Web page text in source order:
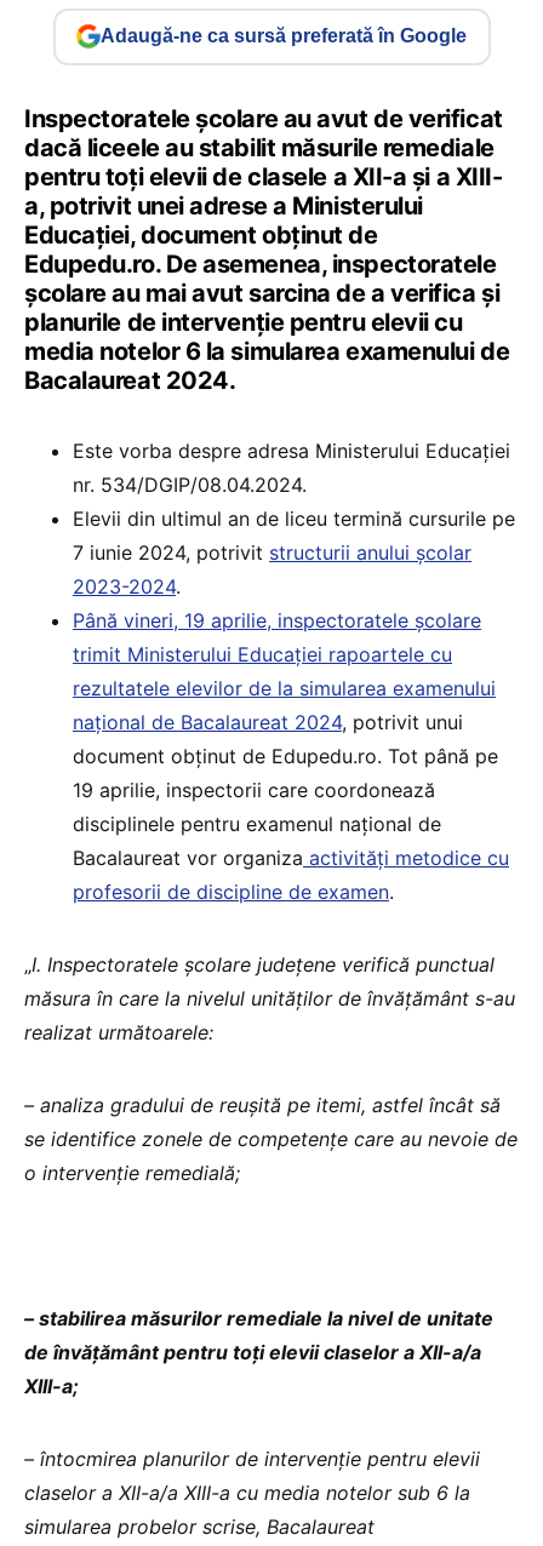
Adaugă-ne ca sursă preferată în Google
Inspectoratele școlare au avut de verificat
dacă liceele au stabilit măsurile remediale
pentru toți elevii de clasele a XII-a și a XIII-
a, potrivit unei adrese a Ministerului
Educației, document obținut de
Edupedu.ro. De asemenea, inspectoratele
școlare au mai avut sarcina de a verifica și
planurile de intervenție pentru elevii cu
media notelor 6 la simularea examenului de
Bacalaureat 2024.
Este vorba despre adresa Ministerului Educației
nr. 534/DGIP/08.04.2024.
Elevii din ultimul an de liceu termină cursurile pe
7 iunie 2024, potrivit structurii anului școlar
2023-2024.
Până vineri, 19 aprilie, inspectoratele școlare
trimit Ministerului Educației rapoartele cu
rezultatele elevilor de la simularea examenului
național de Bacalaureat 2024, potrivit unui
document obținut de Edupedu.ro. Tot până pe
19 aprilie, inspectorii care coordonează
disciplinele pentru examenul național de
Bacalaureat vor organiza activități metodice cu
profesorii de discipline de examen.
„I. Inspectoratele școlare judeţene verifică punctual
măsura în care la nivelul unităților de învăţământ s-au
realizat următoarele:
– analiza gradului de reușită pe itemi, astfel încât să
se identifice zonele de competențe care au nevoie de
o intervenție remedială;
– stabilirea măsurilor remediale la nivel de unitate
de învăţământ pentru toţi elevii claselor a XII-a/a
XIII-a;
– întocmirea planurilor de intervenție pentru elevii
claselor a XII-a/a XIII-a cu media notelor sub 6 la
simularea probelor scrise, Bacalaureat